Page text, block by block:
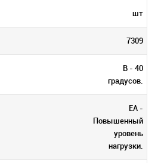
шт
7309
B - 40
градусов.
EA -
Повышенный
уровень
нагрузки.